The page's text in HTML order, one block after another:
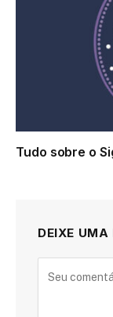
Tudo sobre o
DEIXE UMA